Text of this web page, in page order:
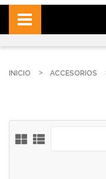
INICIO ACCESORIOS